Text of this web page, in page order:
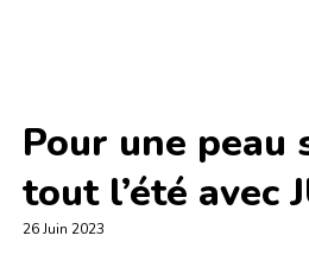
Pour une peau
tout l’été avec
26 Juin 2023